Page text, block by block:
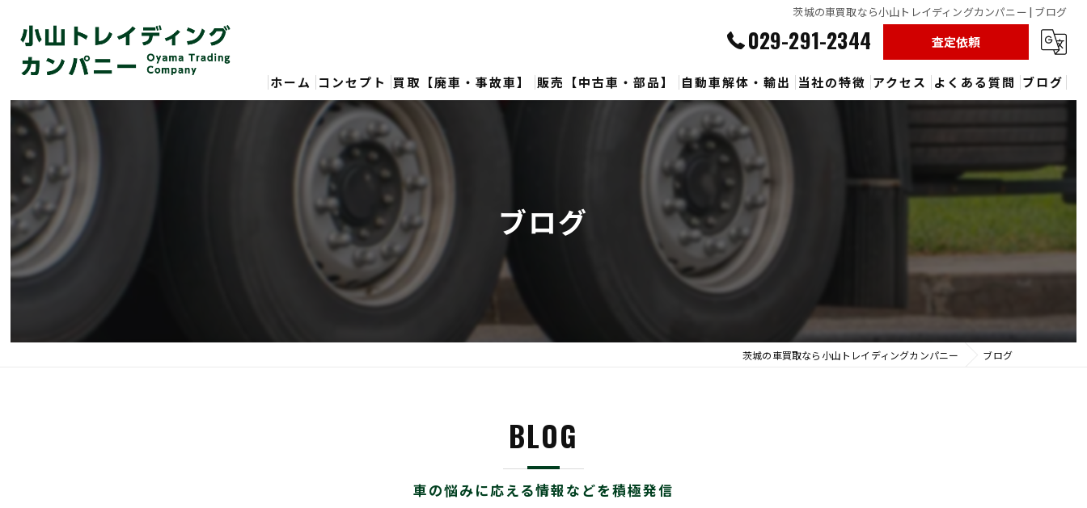
茨城の車買取なら小山トレイディングカンパニー | ブログ
029-291-2344 査定依頼
ホーム コンセプト 買取【廃車・事故車】 販売【中古車・部品】 自動車解体・輸出 当社の特徴 アクセス よくある質問 ブログ
ブログ
茨城の車買取なら小山トレイディングカンパニー ブログ
BLOG
車の悩みに応える情報などを積極発信